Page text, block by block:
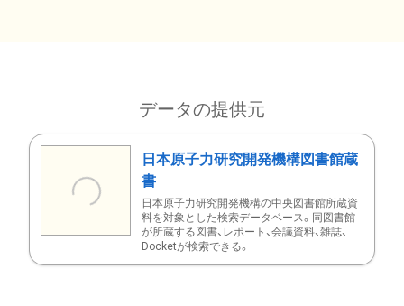
データの提供元
日本原子力研究開発機構図書館蔵
書
日本原子力研究開発機構の中央図書館所蔵資
料を対象とした検索データベース。同図書館
が所蔵する図書、レポート、会議資料、雑誌、
Docketが検索できる。